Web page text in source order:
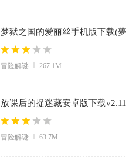
梦狱之国的爱丽丝手机版下载(
的爱丽丝)v1.0.1 官方版
冒险解谜 267.1M
放课后的捉迷藏安卓版下载
费版
冒险解谜 63.7M